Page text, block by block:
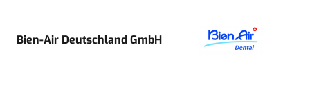
Bien-Air Deutschland GmbH